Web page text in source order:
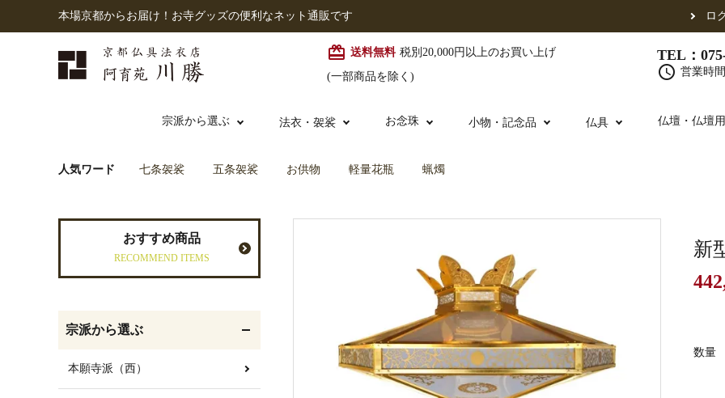
本場京都からお届け！お寺グッズの便利なネット通販です ロ
card_giftcard 送料無料 税別20,000円以上のお買い上げ
(一部商品を除く)
TEL：
schedule 営業時
宗派から選ぶ
本願寺派（西） 大谷派（東）
法衣・袈裟
布袍・間衣
お念珠
本連念珠（僧侶用）
小物・記念品
書籍
仏具
金香炉・花瓶・火立
仏壇・仏壇
お仏壇の引き取り
人気ワード 七条袈裟 五条袈裟 お供物 軽量花瓶 蝋燭
新
数量
おすすめ商品
RECOMMEND ITEMS
宗派から選ぶ
本願寺派（西）